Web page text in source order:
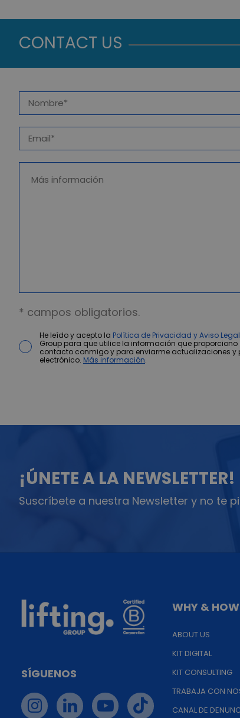
CONTACT US
* campos obligatorios.
He leído y acepto la Política de Privacidad y Aviso Legal
Group para que utilice la información que proporciono
contacto conmigo y para enviarme actualizaciones y
electrónico. Más información.
¡ÚNETE A LA NEWSLETTER!
Suscríbete a nuestra Newsletter y no te
SÍGUENOS
WHY & HOW
ABOUT US
KIT DIGITAL
KIT CONSULTING
TRABAJA CON
CANAL DE